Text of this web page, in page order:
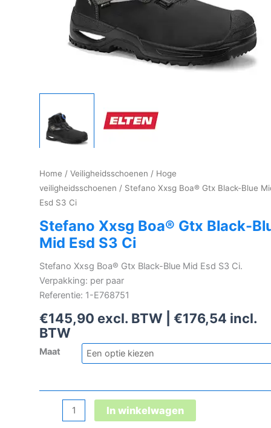
Home / Veiligheidsschoenen / Hoge
veiligheidsschoenen / Stefano Xxsg Boa® Gtx Black-Blue
Esd S3 Ci
Stefano Xxsg Boa® Gtx Black-
Mid Esd S3 Ci
Stefano Xxsg Boa® Gtx Black-Blue Mid Esd S3 Ci.
Verpakking: per paar
Referentie: 1-E768751
€145,90 excl. BTW | €176,54 incl.
BTW
Maat
In winkelwagen